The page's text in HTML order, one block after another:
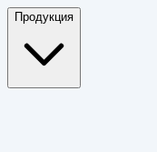
Продукция